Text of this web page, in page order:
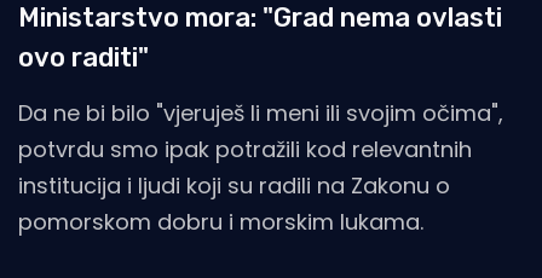
Ministarstvo mora: "Grad nema ovlasti
ovo raditi"
Da ne bi bilo "vjeruješ li meni ili svojim očima",
potvrdu smo ipak potražili kod relevantnih
institucija i ljudi koji su radili na Zakonu o
pomorskom dobru i morskim lukama.